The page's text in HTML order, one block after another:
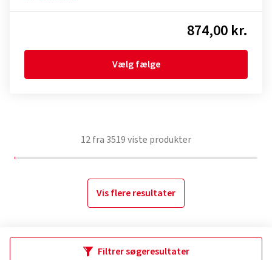
874,00 kr.
Vælg fælge
12fra 3519viste produkter
Vis flere resultater
Filtrer søgeresultater